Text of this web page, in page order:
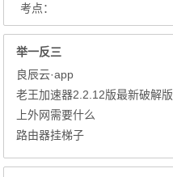
考点：
举一反三
良辰云·app
老王加速器2.2.12版最新破解版
上外网需要什么
路由器挂梯子